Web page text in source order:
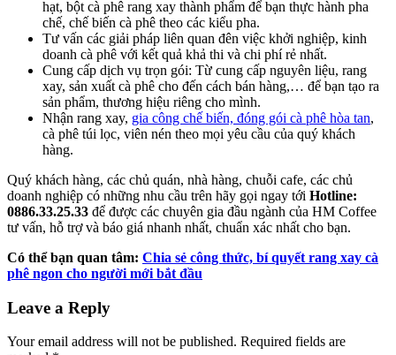
hạt, bột cà phê rang xay thành phẩm để bạn thực hành pha
chế, chế biến cà phê theo các kiểu pha.
Tư vấn các giải pháp liên quan đên việc khởi nghiệp, kinh
doanh cà phê với kết quả khả thi và chi phí rẻ nhất.
Cung cấp dịch vụ trọn gói: Từ cung cấp nguyên liệu, rang
xay, sản xuất cà phê cho đến cách bán hàng,… để bạn tạo ra
sản phẩm, thương hiệu riêng cho mình.
Nhận rang xay, gia công chế biến, đóng gói cà phê hòa tan,
cà phê túi lọc, viên nén theo mọi yêu cầu của quý khách
hàng.
Quý khách hàng, các chủ quán, nhà hàng, chuỗi cafe, các chủ
doanh nghiệp có những nhu cầu trên hãy gọi ngay tới Hotline:
0886.33.25.33 để được các chuyên gia đầu ngành của HM Coffee
tư vấn, hỗ trợ và báo giá nhanh nhất, chuẩn xác nhất cho bạn.
Có thể bạn quan tâm: Chia sẻ công thức, bí quyết rang xay cà
phê ngon cho người mới bắt đầu
Leave a Reply
Your email address will not be published. Required fields are